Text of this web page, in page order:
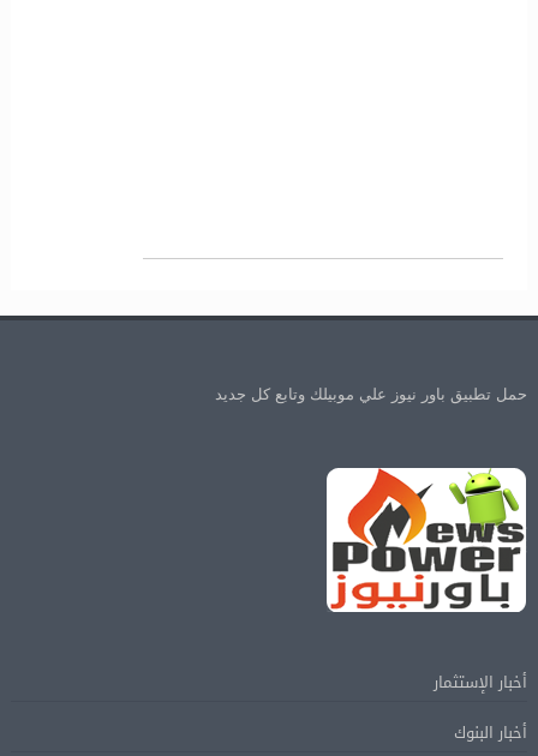
حمل تطبيق باور نيوز علي موبيلك وتابع كل جديد
أخبار الإستثمار
أخبار البنوك